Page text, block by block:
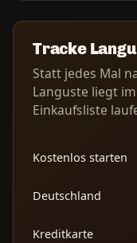
Tracke
Statt jedes Mal
Languste liegt
Einkaufsliste
Kostenlos starten
Deutschland
Kreditkarte